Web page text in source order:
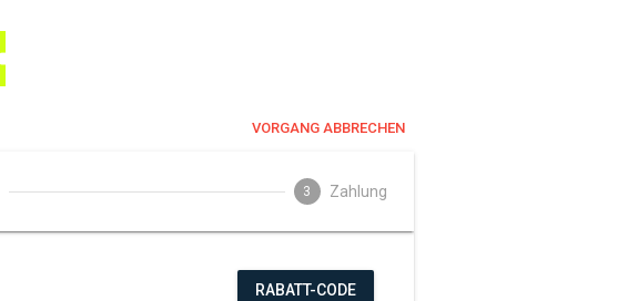
VORGANG ABBRECHEN
3 Zahlung
RABATT-CODE